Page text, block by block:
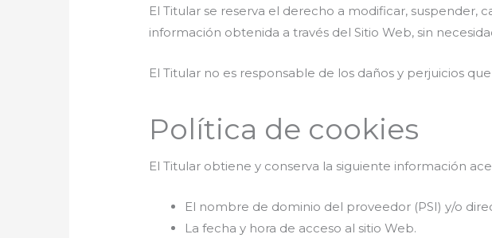
El Titular se reserva el derecho a modificar, suspender,
información obtenida a través del Sitio Web, sin
El Titular no es responsable de los daños y perjuicios
Política de cookies
El Titular obtiene y conserva la siguiente información
El nombre de dominio del proveedor (PSI) y/o
La fecha y hora de acceso al sitio Web.